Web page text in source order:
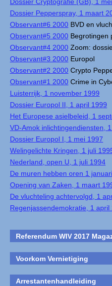
Dossier Pepperspray, 1 maart
Observant#6 2000 BVD en
Observant#5 2000 Begrotingen
Observant#4 2000 Zoom:
Observant#3 2000 Europol
Observant#2 2000 Crypto
Observant#1 2000 Crime in
Luisterrijk, 1 november 1999
Dossier Europol II, 1 april 1999
Het Europese asielbeleid, 1
VD-Amok inlichtingendiensten,
Dossier Europol I, 1 mei 1997
Welingelichte Kringen, 1 juli
Nederland, open U, 1 juli 1994
De muren hebben oren 1
Opening van Zaken, 1 maart
De vluchteling achtervolgd, 1
Regenjassendemokratie, 1 april
Referendum WIV 2017
Voorkom Vernietiging
Arrestantenhandleiding